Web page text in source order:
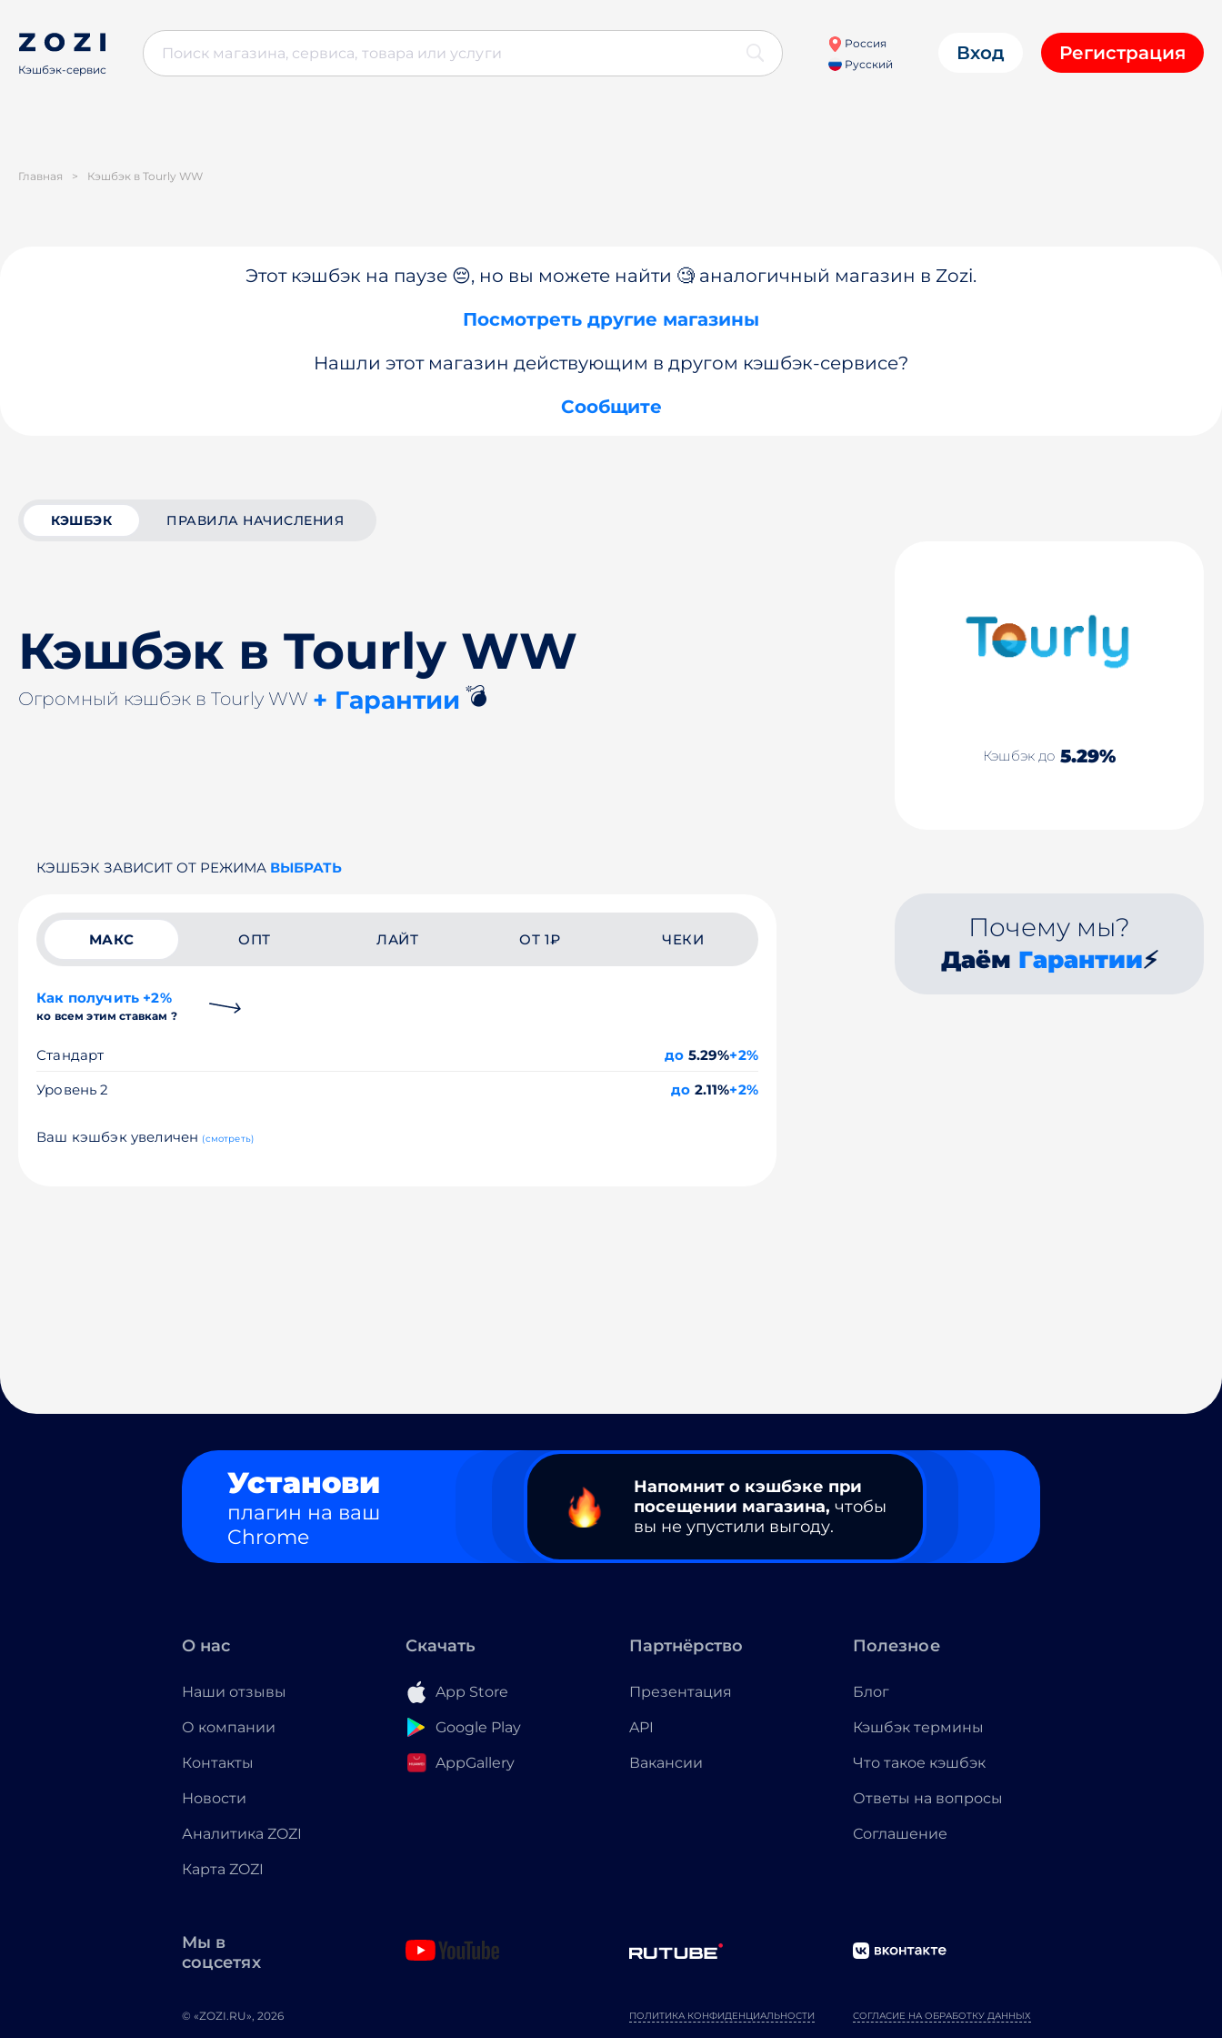
Кэшбэк-сервис
Россия
Русский
Вход Регистрация
Главная > Кэшбэк в Tourly WW
Этот кэшбэк на паузе 😔, но вы можете найти 🧐 аналогичный магазин в Zozi.
Посмотреть другие магазины
Нашли этот магазин действующим в другом кэшбэк-сервисе?
Сообщите
КЭШБЭК ПРАВИЛА НАЧИСЛЕНИЯ
Кэшбэк в Tourly WW
Огромный кэшбэк в Tourly WW + Гарантии 💣
Кэшбэк до 5.29%
КЭШБЭК ЗАВИСИТ ОТ РЕЖИМА ВЫБРАТЬ
МАКС ОПТ ЛАЙТ ОТ 1₽ ЧЕКИ
Как получить +2%
ко всем этим ставкам ?
Стандарт до 5.29%+2%
Уровень 2
до 2.11%+2%
Ваш кэшбэк увеличен (смотреть)
Почему мы?
Даём Гарантии⚡
Установи
плагин на ваш
Chrome
Напомнит о кэшбэке при
посещении магазина, чтобы
вы не упустили выгоду.
О нас
Наши отзывы
О компании
Контакты
Новости
Аналитика ZOZI
Карта ZOZI
Скачать
App Store
Google Play
AppGallery
Партнёрство
Презентация
API
Вакансии
Полезное
Блог
Кэшбэк термины
Что такое кэшбэк
Ответы на вопросы
Соглашение
Мы в
соцсетях
© «ZOZI.RU», 2026 ПОЛИТИКА КОНФИДЕНЦИАЛЬНОСТИ СОГЛАСИЕ НА ОБРАБОТКУ ДАННЫХ